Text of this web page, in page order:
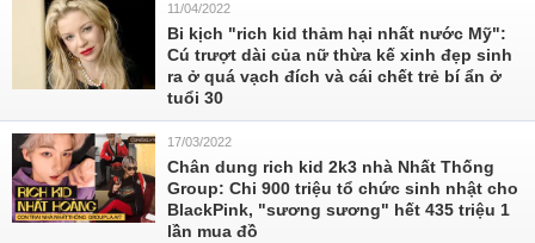
11/04/2022
Bi kịch "rich kid thảm hại nhất nước Mỹ":
Cú trượt dài của nữ thừa kế xinh đẹp sinh
ra ở quá vạch đích và cái chết trẻ bí ẩn ở
tuổi 30
17/03/2022
Chân dung rich kid 2k3 nhà Nhất Thống
Group: Chi 900 triệu tổ chức sinh nhật cho
BlackPink, "sương sương" hết 435 triệu 1
lần mua đồ